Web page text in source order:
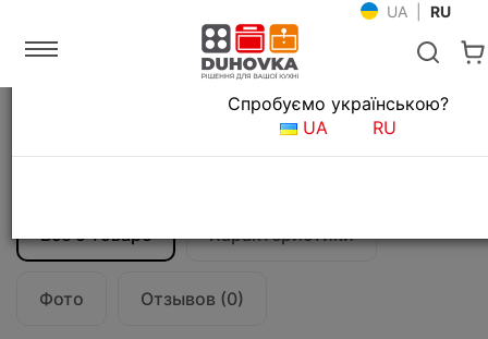
UA RU
Мойки и смесители Смесители для кухни
Смеситель кухонный Gessi Helium
Все о товаре Характеристики
Фото Отзывов (0)
Язык магазина
Спробуємо українською?
UA
RU